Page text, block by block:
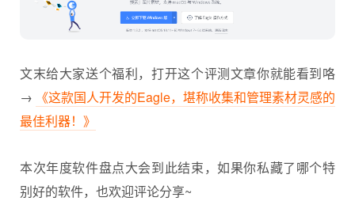
文末给大家送个福利，打开这个评测文章你就能看到咯
→ 《这款国人开发的Eagle，堪称收集和管理素材灵感的
最佳利器！》
本次年度软件盘点大会到此结束，如果你私藏了哪个特
别好的软件，也欢迎评论分享~